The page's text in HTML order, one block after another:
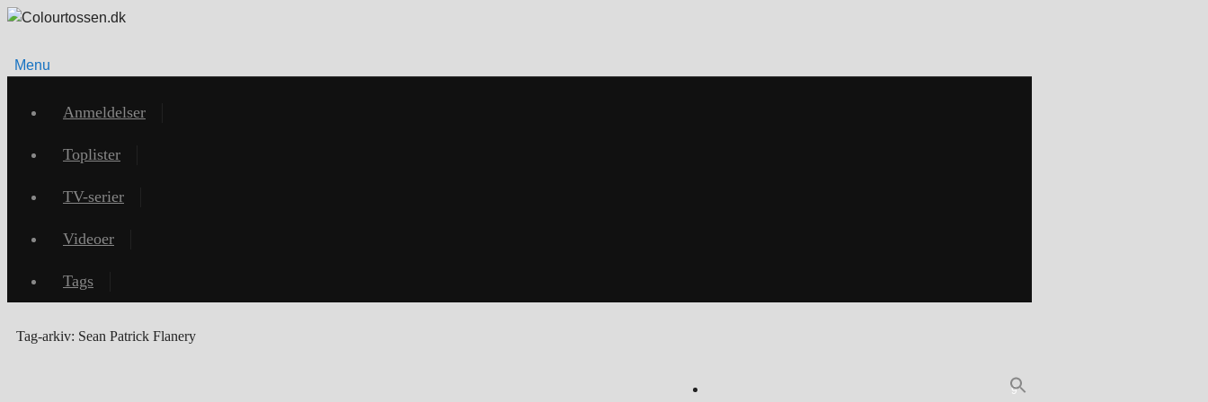
Menu
Anmeldelser
Toplister
TV-serier
Videoer
Tags
Tag-arkiv: Sean Patrick Flanery